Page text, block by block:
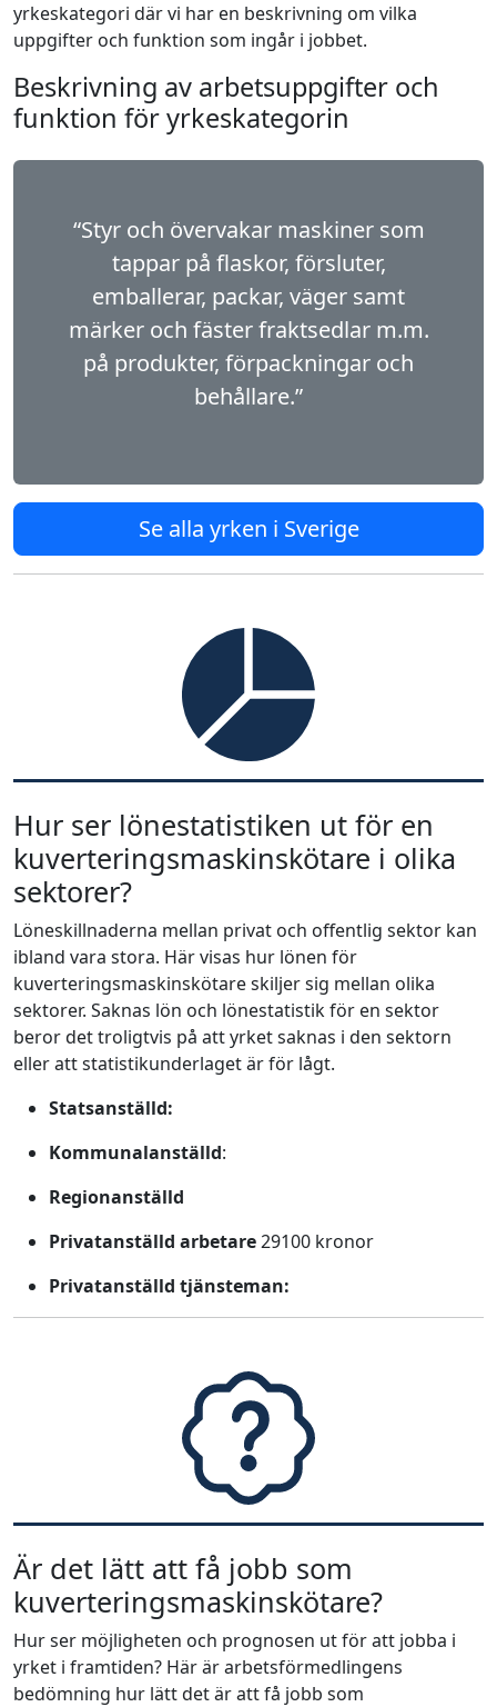
yrkeskategori där vi har en beskrivning om vilka
uppgifter och funktion som ingår i jobbet.
Beskrivning av arbetsuppgifter och
funktion för yrkeskategorin
“Styr och övervakar maskiner som
tappar på flas­kor, försluter,
emballerar, packar, väger samt
märker och fäster fraktsedlar m.m.
på produkter, förpackningar och
behållare.”
Se alla yrken i Sverige
Hur ser lönestatistiken ut för en
kuverteringsmaskinskötare i olika
sektorer?
Löneskillnaderna mellan privat och offentlig sektor kan
ibland vara stora. Här visas hur lönen för
kuverteringsmaskinskötare skiljer sig mellan olika
sektorer. Saknas lön och lönestatistik för en sektor
beror det troligtvis på att yrket saknas i den sektorn
eller att statistikunderlaget är för lågt.
Statsanställd:
Kommunalanställd:
Regionanställd
Privatanställd arbetare29100 kronor
Privatanställd tjänsteman:
Är det lätt att få jobb som
kuverteringsmaskinskötare?
Hur ser möjligheten och prognosen ut för att jobba i
yrket i framtiden? Här är arbetsförmedlingens
bedömning hur lätt det är att få jobb som